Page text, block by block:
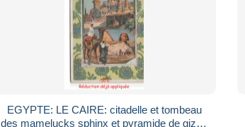
EGYPTE: LE CAIRE: citadelle et tombeau
des mamelucks sphinx et pyramide de gizeh